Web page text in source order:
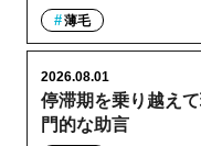
薄毛
停滞期を乗り越え
門的な助言
2026.08.01